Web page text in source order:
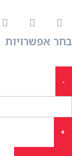
בחר אפשרויות